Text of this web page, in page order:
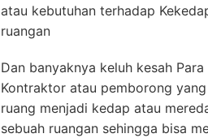
atau kebutuhan terhadap
ruangan
Dan banyaknya keluh kesah
Kontraktor atau pemborong
ruang menjadi kedap atau
sebuah ruangan sehingga bisa